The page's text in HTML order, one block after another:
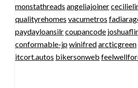
monstathreads angeliajoiner
qualityrehomes vacumetros
paydayloansilrcoupancode
conformable-jpwinifredarcticgreen
itcort.autos bikersonweb